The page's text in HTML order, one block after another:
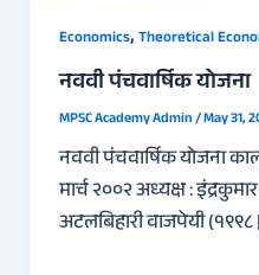
Economics,Theoretical
नववी पंचवार्षिक योजना
MPSC Academy Admin/May 31,
नववी पंचवार्षिक योजना
मार्च २००२ अध्यक्ष :
अटलबिहारी वाजपेयी